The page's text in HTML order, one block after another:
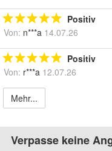
Positiv
Von: n***a 14.07.26
Positiv
Von: r***a 12.07.26
Mehr...
Verpasse keine